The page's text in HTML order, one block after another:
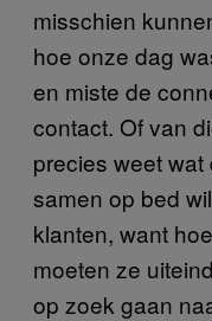
misschien
hoe onze dag
en miste de
contact. Of van
precies weet
samen op bed
klanten, want
moeten ze
op zoek gaan